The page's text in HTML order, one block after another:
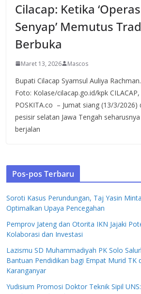
Cilacap: Ketika
Senyap’ Memutus
Berbuka
Maret 13, 2026 Mascos
Bupati Cilacap Syamsul Auliya Rachman.
Foto: Kolase/cilacap.go.id/kpk CILACAP,
POSKITA.co – Jumat siang (13/3/2026)
pesisir selatan Jawa Tengah seharusnya
berjalan
Pos-pos Terbaru
Soroti Kasus Perundungan, Taj Yasin Minta
Optimalkan Upaya Pencegahan
Pemprov Jateng dan Otorita IKN Jajaki
Kolaborasi dan Investasi
Lazismu SD Muhammadiyah PK Solo
Bantuan Pendidikan bagi Empat Murid TK
Karanganyar
Yudisium Promosi Doktor Teknik Sipil